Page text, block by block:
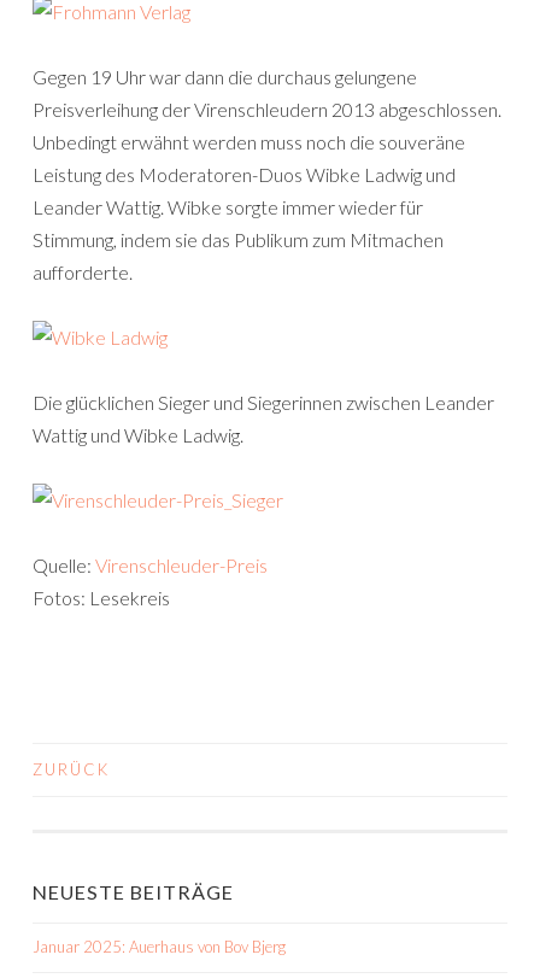
Gegen 19 Uhr war dann die durchaus gelungene
Preisverleihung der Virenschleudern 2013 abgeschlossen.
Unbedingt erwähnt werden muss noch die souveräne
Leistung des Moderatoren-Duos Wibke Ladwig und
Leander Wattig. Wibke sorgte immer wieder für
Stimmung, indem sie das Publikum zum Mitmachen
aufforderte.
Die glücklichen Sieger und Siegerinnen zwischen Leander
Wattig und Wibke Ladwig.
Quelle: Virenschleuder-Preis
Fotos: Lesekreis
BEITRAGS-
ZURÜCK
NEUESTE BEITRÄGE
Januar 2025: Auerhaus von Bov Bjerg